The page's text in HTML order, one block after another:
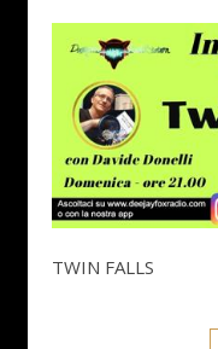
TWIN FALLS